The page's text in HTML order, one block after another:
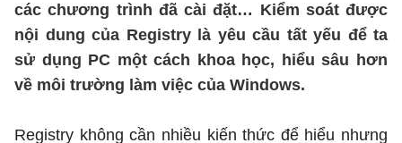
các chương trình đã cài đặt… Kiểm soát được
nội dung của Registry là yêu cầu tất yếu để ta
sử dụng PC một cách khoa học, hiểu sâu hơn
về môi trường làm việc của Windows.
Registry không cần nhiều kiến thức để hiểu nhưng